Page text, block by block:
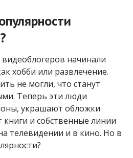
начинали
хобби или развлечение.
не могли, что станут
Теперь эти люди
украшают обложки
и собственные линии
телевидении и в кино. Но в